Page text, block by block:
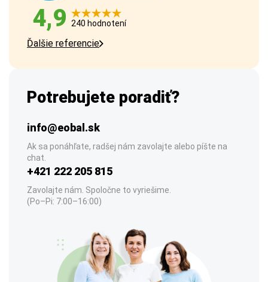
4,9 240 hodnotení
Ďalšie referencie
Potrebujete poradiť?
info@eobal.sk
Ak sa ponáhľate, radšej nám zavolajte alebo píšte na
chat.
+421 222 205 815
Zavolajte nám. Spoločne to vyriešime.
(Po–Pi: 7:00–16:00)